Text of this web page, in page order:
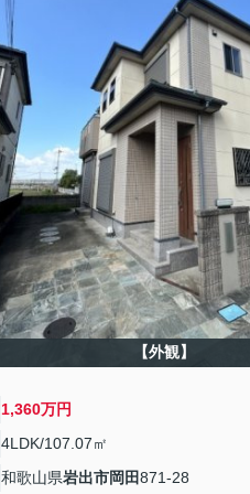
【外観】
1,360万円
4LDK/107.07㎡
和歌山県岩出市岡田871-28